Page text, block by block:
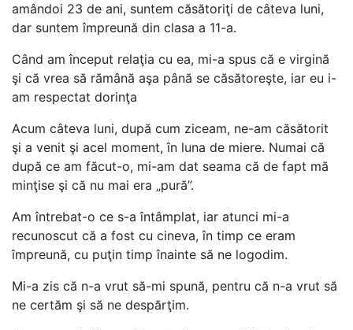
amândoi 23 de ani, suntem căsătoriţi de câteva luni,
dar suntem împreună din clasa a 11-a.
Când am început relaţia cu ea, mi-a spus că e virgină
şi că vrea să rămână aşa până se căsătoreşte, iar eu i-
am respectat dorinţa
Acum câteva luni, după cum ziceam, ne-am căsătorit
şi a venit şi acel moment, în luna de miere. Numai că
după ce am făcut-o, mi-am dat seama că de fapt mă
minţise şi că nu mai era „pură”.
Am întrebat-o ce s-a întâmplat, iar atunci mi-a
recunoscut că a fost cu cineva, în timp ce eram
împreună, cu puţin timp înainte să ne logodim.
Mi-a zis că n-a vrut să-mi spună, pentru că n-a vrut să
ne certăm şi să ne despărţim.